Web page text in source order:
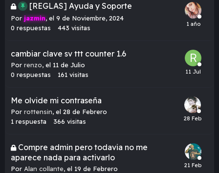
[REGLAS] Ayuda y Soporte
Por jazmin, el 9 de Noviembre, 2024
0 respuestas 443 visitas
cambiar clave sv ttt counter 1.6
Por renzo, el 11 de Julio
0 respuestas 161 visitas
Me olvide mi contraseña
Por rottensin, el 28 de Febrero
1 respuesta 366 visitas
Compre admin pero todavia no me
aparece nada para activarlo
Por Alan collante, el 19 de Febrero